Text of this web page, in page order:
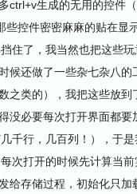
ctrl+v生成的无用的控件
些控件密密麻麻的贴在显
住了，我当然也把这些玩
候还做了一些杂七杂八的
之类的），我把这些放到
没必要每次打开界面都
千行，几百列！），于
次打开的时候先计算当
给存储过程，初始化只加